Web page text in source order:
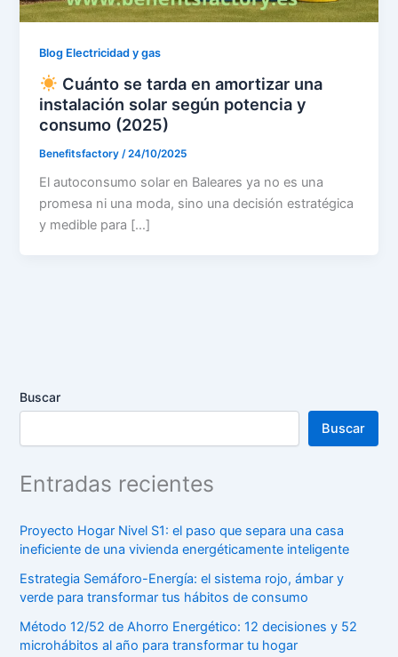
Blog Electricidad y gas
Cuánto se tarda en amortizar una
instalación solar según potencia y
consumo (2025)
Benefitsfactory /24/10/2025
El autoconsumo solar en Baleares ya no es una
promesa ni una moda, sino una decisión estratégica
y medible para […]
Buscar
Buscar
Entradas recientes
Proyecto Hogar Nivel S1: el paso que separa una casa
ineficiente de una vivienda energéticamente inteligente
Estrategia Semáforo-Energía: el sistema rojo, ámbar y
verde para transformar tus hábitos de consumo
Método 12/52 de Ahorro Energético: 12 decisiones y 52
microhábitos al año para transformar tu hogar